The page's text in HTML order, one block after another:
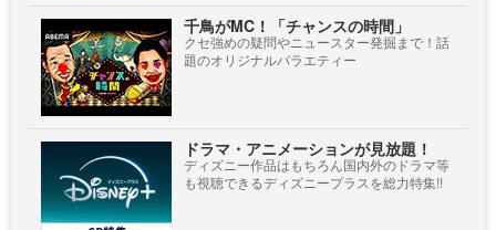
千鳥がMC！「チャンスの時間」
クセ強めの疑問やニュースター発掘まで！話
題のオリジナルバラエティー
ドラマ・アニメーションが見放題！
ディズニー作品はもちろん国内外のドラマ等
も視聴できるディズニープラスを総力特集!!